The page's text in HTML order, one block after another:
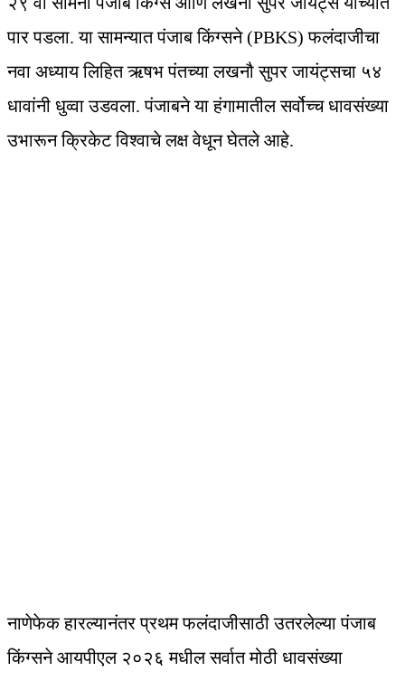
पार पडला. या सामन्यात पंजाब किंग्सने (PBKS) फलंदाजीचा
नवा अध्याय लिहित ऋषभ पंतच्या लखनौ सुपर जायंट्सचा ५४
धावांनी धुव्वा उडवला. पंजाबने या हंगामातील सर्वोच्च धावसंख्या
उभारून क्रिकेट विश्वाचे लक्ष वेधून घेतले आहे.
नाणेफेक हारल्यानंतर प्रथम फलंदाजीसाठी उतरलेल्या पंजाब
किंग्सने आयपीएल २०२६ मधील सर्वात मोठी धावसंख्या